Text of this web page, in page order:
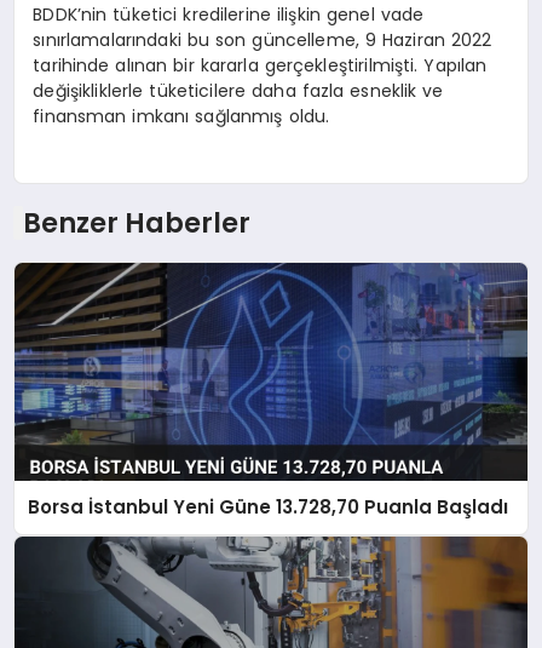
BDDK’nin tüketici kredilerine ilişkin genel vade
sınırlamalarındaki bu son güncelleme, 9 Haziran 2022
tarihinde alınan bir kararla gerçekleştirilmişti. Yapılan
değişikliklerle tüketicilere daha fazla esneklik ve
finansman imkanı sağlanmış oldu.
Benzer Haberler
Borsa İstanbul Yeni Güne 13.728,70 Puanla Başladı